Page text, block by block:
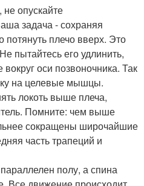
опускайте
задача - сохраняя
потянуть плечо вверх. Это
пытайтесь его удлинить,
оси позвоночника. Так
на целевые мышцы.
локоть выше плеча,
Помните: чем выше
сокращены широчайшие
часть трапеций и
полу, а спина